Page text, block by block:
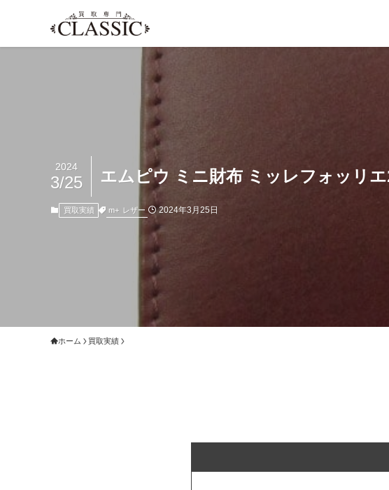
エムピウ ミニ財布 ミッレフォッリエ
2024
3/25
買取実績 m+ レザー 2024年3月25日
ホーム 買取実績